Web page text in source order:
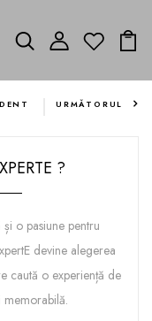
URMĂTORUL
?
o pasiune pentru
devine alegerea
caută o experiență de
memorabilă.